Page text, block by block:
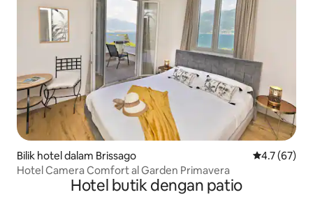
Bilik hotel dalam Brissago Penarafan
4.7 (67)
Hotel Camera Comfort al Garden Primavera
Hotel butik dengan patio